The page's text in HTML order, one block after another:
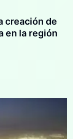
creación de
en la región